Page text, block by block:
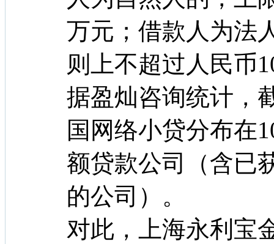
万元；借款人为法
则上不超过人民币
据盈灿咨询统计，
国网络小贷分布在
额贷款公司（含已
的公司）。
对此，上海永利宝